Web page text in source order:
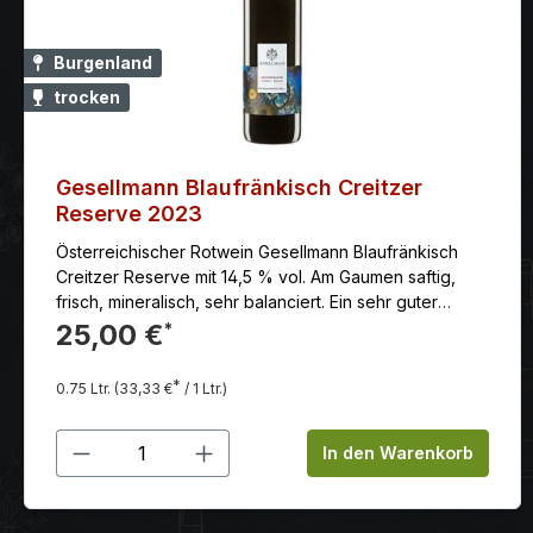
Burgenland
trocken
Gesellmann Blaufränkisch Creitzer
Reserve 2023
Österreichischer Rotwein Gesellmann Blaufränkisch
Creitzer Reserve mit 14,5 % vol. Am Gaumen saftig,
frisch, mineralisch, sehr balanciert. Ein sehr guter
Speisenbegleiter.Anbaugebiet: Das Mittelburgenland
liegt südlich des Neusiedlersees. Es trägt auch den
Beinahmen „Blaufränkisch-Land“. Eine Hommage an
die stärkste Rebsorte im Anbaugebiet, die ganze 1.912
Hektar Rebfläche einnimmt. Klassifizierung:
Qualitätsweine aus Österreich, hier aus dem
Mittelburgenland, unterliegen ähnlichen Vorschriften,
25,00 €*
0.75 Ltr. (33,33 €* / 1 Ltr.)
Produkt Anzahl: Gib denIn den Warenkorb